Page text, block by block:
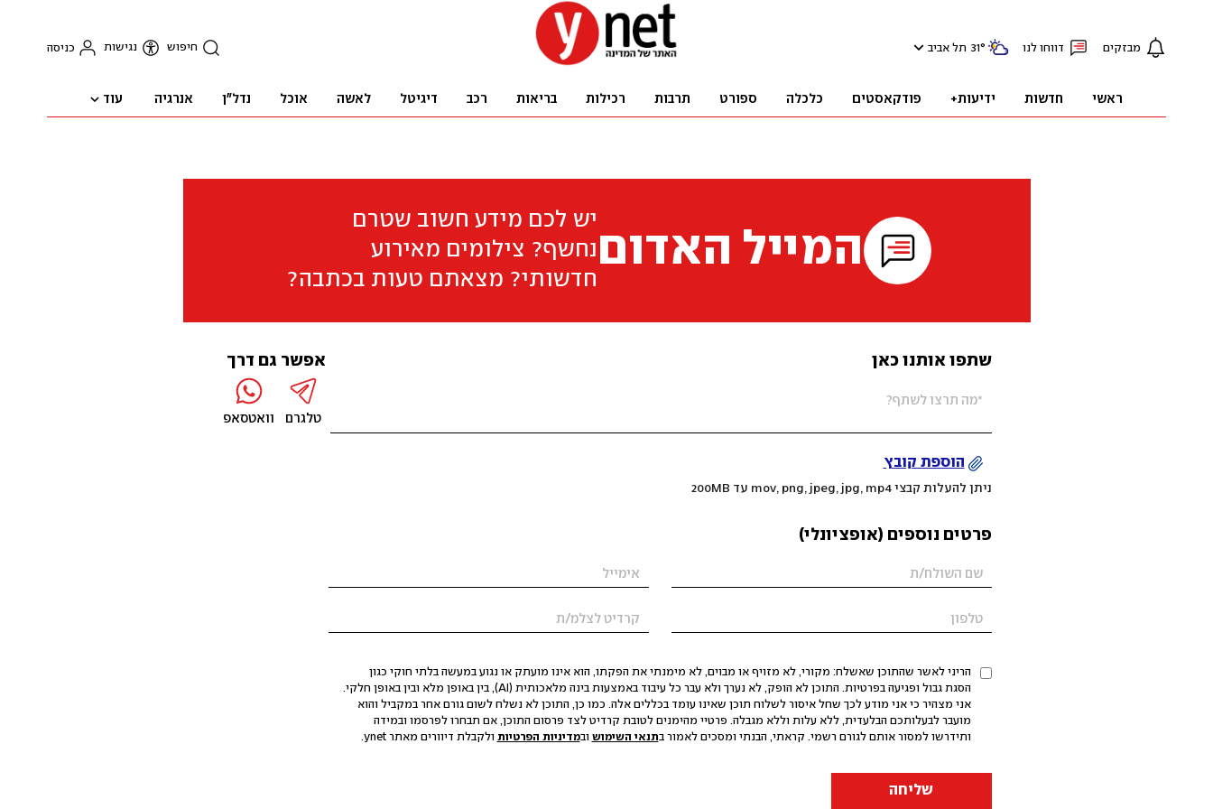
מבזקים דווחו לנו 31° תל אביב חיפוש נגישות כניסה
ראשי חדשות ידיעות+ פודקאסטים כלכלה ספורט תרבות רכילות בריאות רכב דיגיטל לאשה אוכל נדל"ן אנרגיה עוד
המייל האדום
יש לכם מידע חשוב שטרם
נחשף? צילומים מאירוע
חדשותי? מצאתם טעות בכתבה?
שתפו אותנו כאן
הוספת קובץ
ניתן להעלות קבצי mov, png, jpeg, jpg, mp4 עד 200MB
פרטים נוספים (אופציונלי)
הריני לאשר שהתוכן שאשלח: מקורי, לא מזויף או מבוים, לא מימנתי את הפקתו, הוא אינו מועתק או נגוע במעשה בלתי חוקי כגון
הסגת גבול ופגיעה בפרטיות. התוכן לא הופק, לא נערך ולא עבר כל עיבוד באמצעות בינה מלאכותית (AI), בין באופן מלא ובין באופן חלקי.
אני מצהיר כי אני מודע לכך שחל איסור לשלוח תוכן שאינו עומד בכללים אלה. כמו כן, התוכן לא נשלח לשום גורם אחר במקביל והוא
מועבר לבעלותכם הבלעדית, ללא עלות וללא מגבלה. פרטיי מהימנים לטובת קרדיט לצד פרסום התוכן, אם תבחרו לפרסמו ובמידה
ותידרשו למסור אותם לגורם רשמי. קראתי, הבנתי ומסכים לאמור בתנאי השימוש ובמדיניות הפרטיות ולקבלת דיוורים מאתר ynet.
שליחה
אפשר גם דרך
טלגרם וואטסאפ